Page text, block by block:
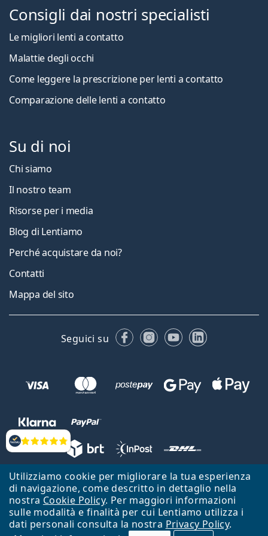
Utilizziamo cookie per migliorare la tua esperienza
di navigazione, come descritto in dettaglio nella
nostra Cookie Policy. Per maggiori informazioni
sulle modalità e finalità per cui Lentiamo utilizza i
dati personali consulta la nostra Privacy Policy.
Valutazione
Consigli dai nostri specialisti
Le migliori lenti a contatto
Malattie degli occhi
Come leggere la prescrizione per lenti a contatto
Comparazione delle lenti a contatto
Su di noi
Chi siamo
Il nostro team
Risorse per i media
Blog di Lentiamo
Perché acquistare da noi?
Contatti
Mappa del sito
Seguici su FacebookInstagram
YouTubeLinkedIn
Lentiamo s.r.o., Vídeňská 12, 37833 Nová Bystřice, Repubblica Ceca.
Partita IVA: CZ26104784
Torna alla Home Page
Vai all'inizio